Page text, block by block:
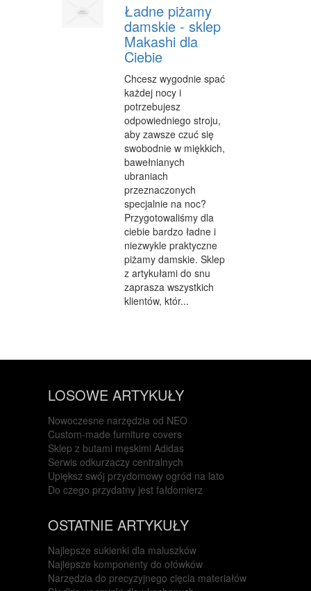
Ładne piżamy
damskie - sklep
Makashi dla
Ciebie
Chcesz wygodnie spać
każdej nocy i
potrzebujesz
odpowiedniego stroju,
aby zawsze czuć się
swobodnie w miękkich,
bawełnianych
ubraniach
przeznaczonych
specjalnie na noc?
Przygotowaliśmy dla
ciebie bardzo ładne i
niezwykle praktyczne
piżamy damskie. Sklep
z artykułami do snu
zaprasza wszystkich
klientów, któr...
LOSOWE ARTYKUŁY
Nowoczesne narzędzia od NEO
Custom-made furniture covers
Sklep z butami męskimi Adidas
Serwis odkurzaczy centralnych
Upiększ swój przydomowy ogród na lato
Do czego przydatny jest fałdomierz
OSTATNIE ARTYKUŁY
Najlepsze sukienki dla maluszków
Najlepsze komponenty do ołówków
Narzędzia do precyzyjnego cięcia materiałów